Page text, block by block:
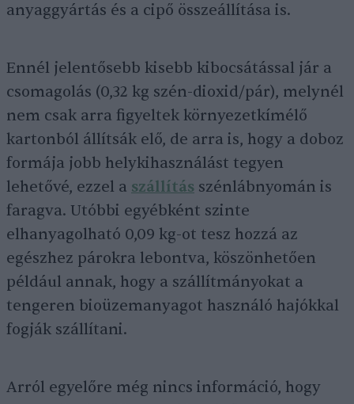
anyaggyártás és a cipő összeállítása is.
Ennél jelentősebb kisebb kibocsátással jár a
csomagolás (0,32 kg szén-dioxid/pár), melynél
nem csak arra figyeltek környezetkímélő
kartonból állítsák elő, de arra is, hogy a doboz
formája jobb helykihasználást tegyen
lehetővé, ezzel a szállítás szénlábnyomán is
faragva. Utóbbi egyébként szinte
elhanyagolható 0,09 kg-ot tesz hozzá az
egészhez párokra lebontva, köszönhetően
például annak, hogy a szállítmányokat a
tengeren bioüzemanyagot használó hajókkal
fogják szállítani.
Arról egyelőre még nincs információ, hogy